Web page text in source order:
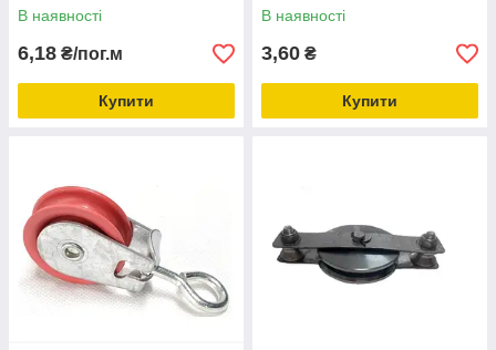
В наявності
6,18 ₴/пог.м
Купити
В наявності
3,60 ₴
Купити